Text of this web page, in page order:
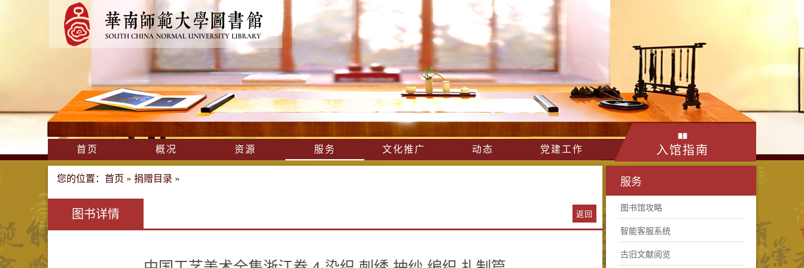
首页 概况 资源 服务 文化推广 动态 入馆指南
党建工作
您的位置： 首页 » 捐赠目录 »
图书详情 返回
服务
图书馆攻略
智能客服系统
古旧文献阅览